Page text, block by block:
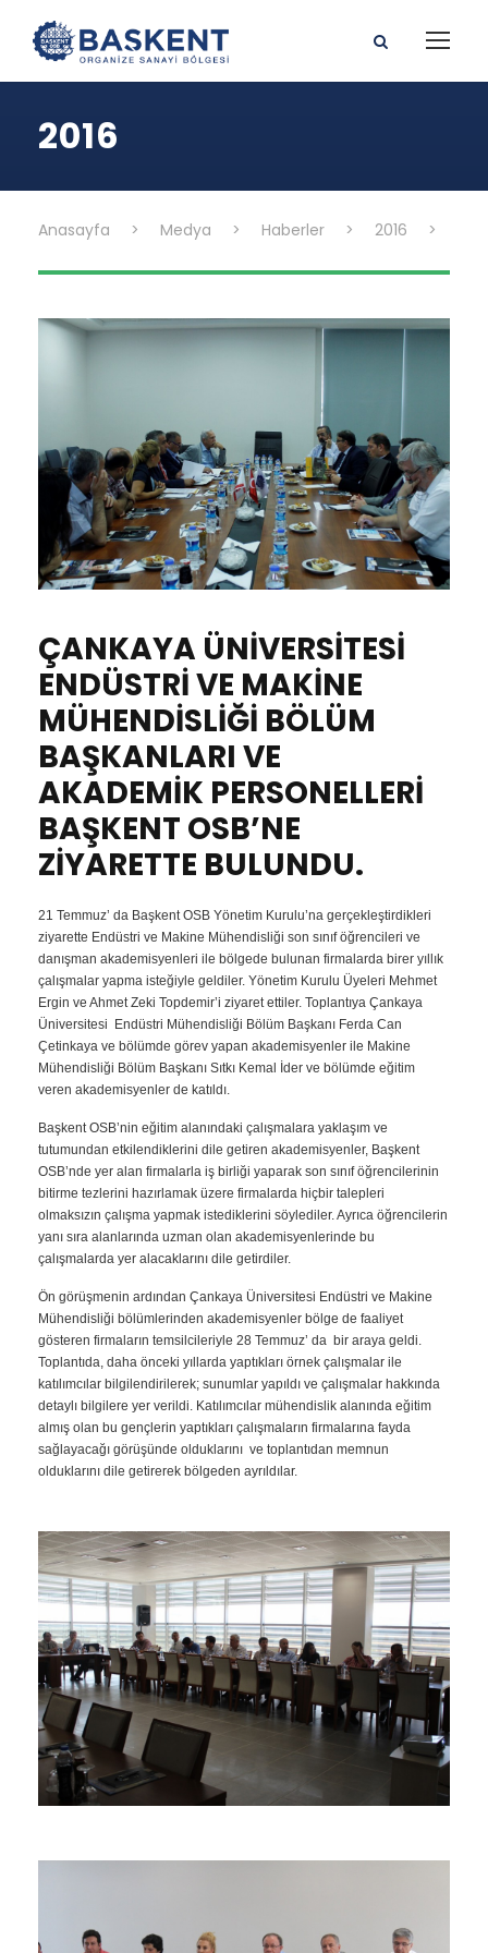
2016
Anasayfa > Medya > Haberler > 2016 >
ÇANKAYA ÜNİVERSİTESİ
ENDÜSTRİ VE MAKİNE
MÜHENDİSLİĞİ BÖLÜM
BAŞKANLARI VE
AKADEMİK PERSONELLERİ
BAŞKENT OSB’NE
ZİYARETTE BULUNDU.
21 Temmuz’ da Başkent OSB Yönetim Kurulu’na gerçekleştirdikleri
ziyarette Endüstri ve Makine Mühendisliği son sınıf öğrencileri ve
danışman akademisyenleri ile bölgede bulunan firmalarda birer yıllık
çalışmalar yapma isteğiyle geldiler. Yönetim Kurulu Üyeleri Mehmet
Ergin ve Ahmet Zeki Topdemir’i ziyaret ettiler. Toplantıya Çankaya
Üniversitesi Endüstri Mühendisliği Bölüm Başkanı Ferda Can
Çetinkaya ve bölümde görev yapan akademisyenler ile Makine
Mühendisliği Bölüm Başkanı Sıtkı Kemal İder ve bölümde eğitim
veren akademisyenler de katıldı.
Başkent OSB’nin eğitim alanındaki çalışmalara yaklaşım ve
tutumundan etkilendiklerini dile getiren akademisyenler, Başkent
OSB’nde yer alan firmalarla iş birliği yaparak son sınıf öğrencilerinin
bitirme tezlerini hazırlamak üzere firmalarda hiçbir talepleri
olmaksızın çalışma yapmak istediklerini söylediler. Ayrıca öğrencilerin
yanı sıra alanlarında uzman olan akademisyenlerinde bu
çalışmalarda yer alacaklarını dile getirdiler.
Ön görüşmenin ardından Çankaya Üniversitesi Endüstri ve Makine
Mühendisliği bölümlerinden akademisyenler bölge de faaliyet
gösteren firmaların temsilcileriyle 28 Temmuz’ da bir araya geldi.
Toplantıda, daha önceki yıllarda yaptıkları örnek çalışmalar ile
katılımcılar bilgilendirilerek; sunumlar yapıldı ve çalışmalar hakkında
detaylı bilgilere yer verildi. Katılımcılar mühendislik alanında eğitim
almış olan bu gençlerin yaptıkları çalışmaların firmalarına fayda
sağlayacağı görüşünde olduklarını ve toplantıdan memnun
olduklarını dile getirerek bölgeden ayrıldılar.